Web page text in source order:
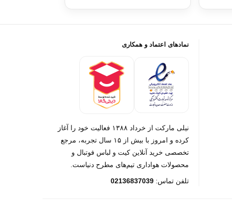
نمادهای اعتماد و همکاری
نیلی مارکت از خرداد ۱۳۸۸ فعالیت خود را آغاز
کرده و امروز با بیش از ۱۵ سال تجربه، مرجع
تخصصی خرید آنلاین کیت و لباس فوتبال و
محصولات هواداری تیم‌های مطرح دنیاست.
تلفن تماس: 02136837039